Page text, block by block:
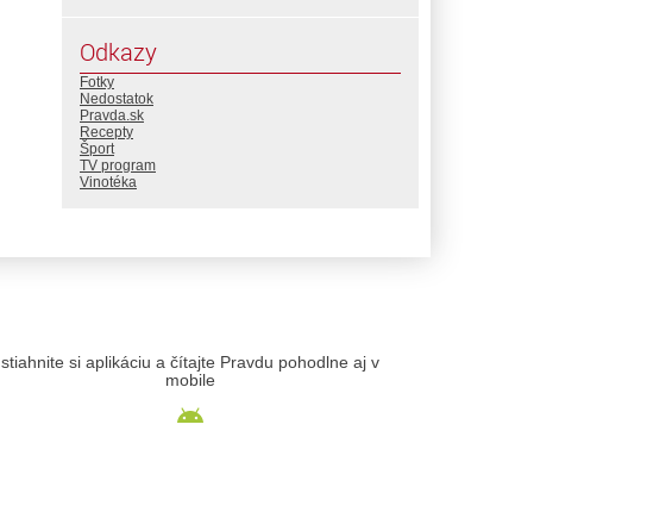
Odkazy
Fotky
Nedostatok
Pravda.sk
Recepty
Šport
TV program
Vinotéka
stiahnite si aplikáciu a čítajte Pravdu pohodlne aj v
mobile